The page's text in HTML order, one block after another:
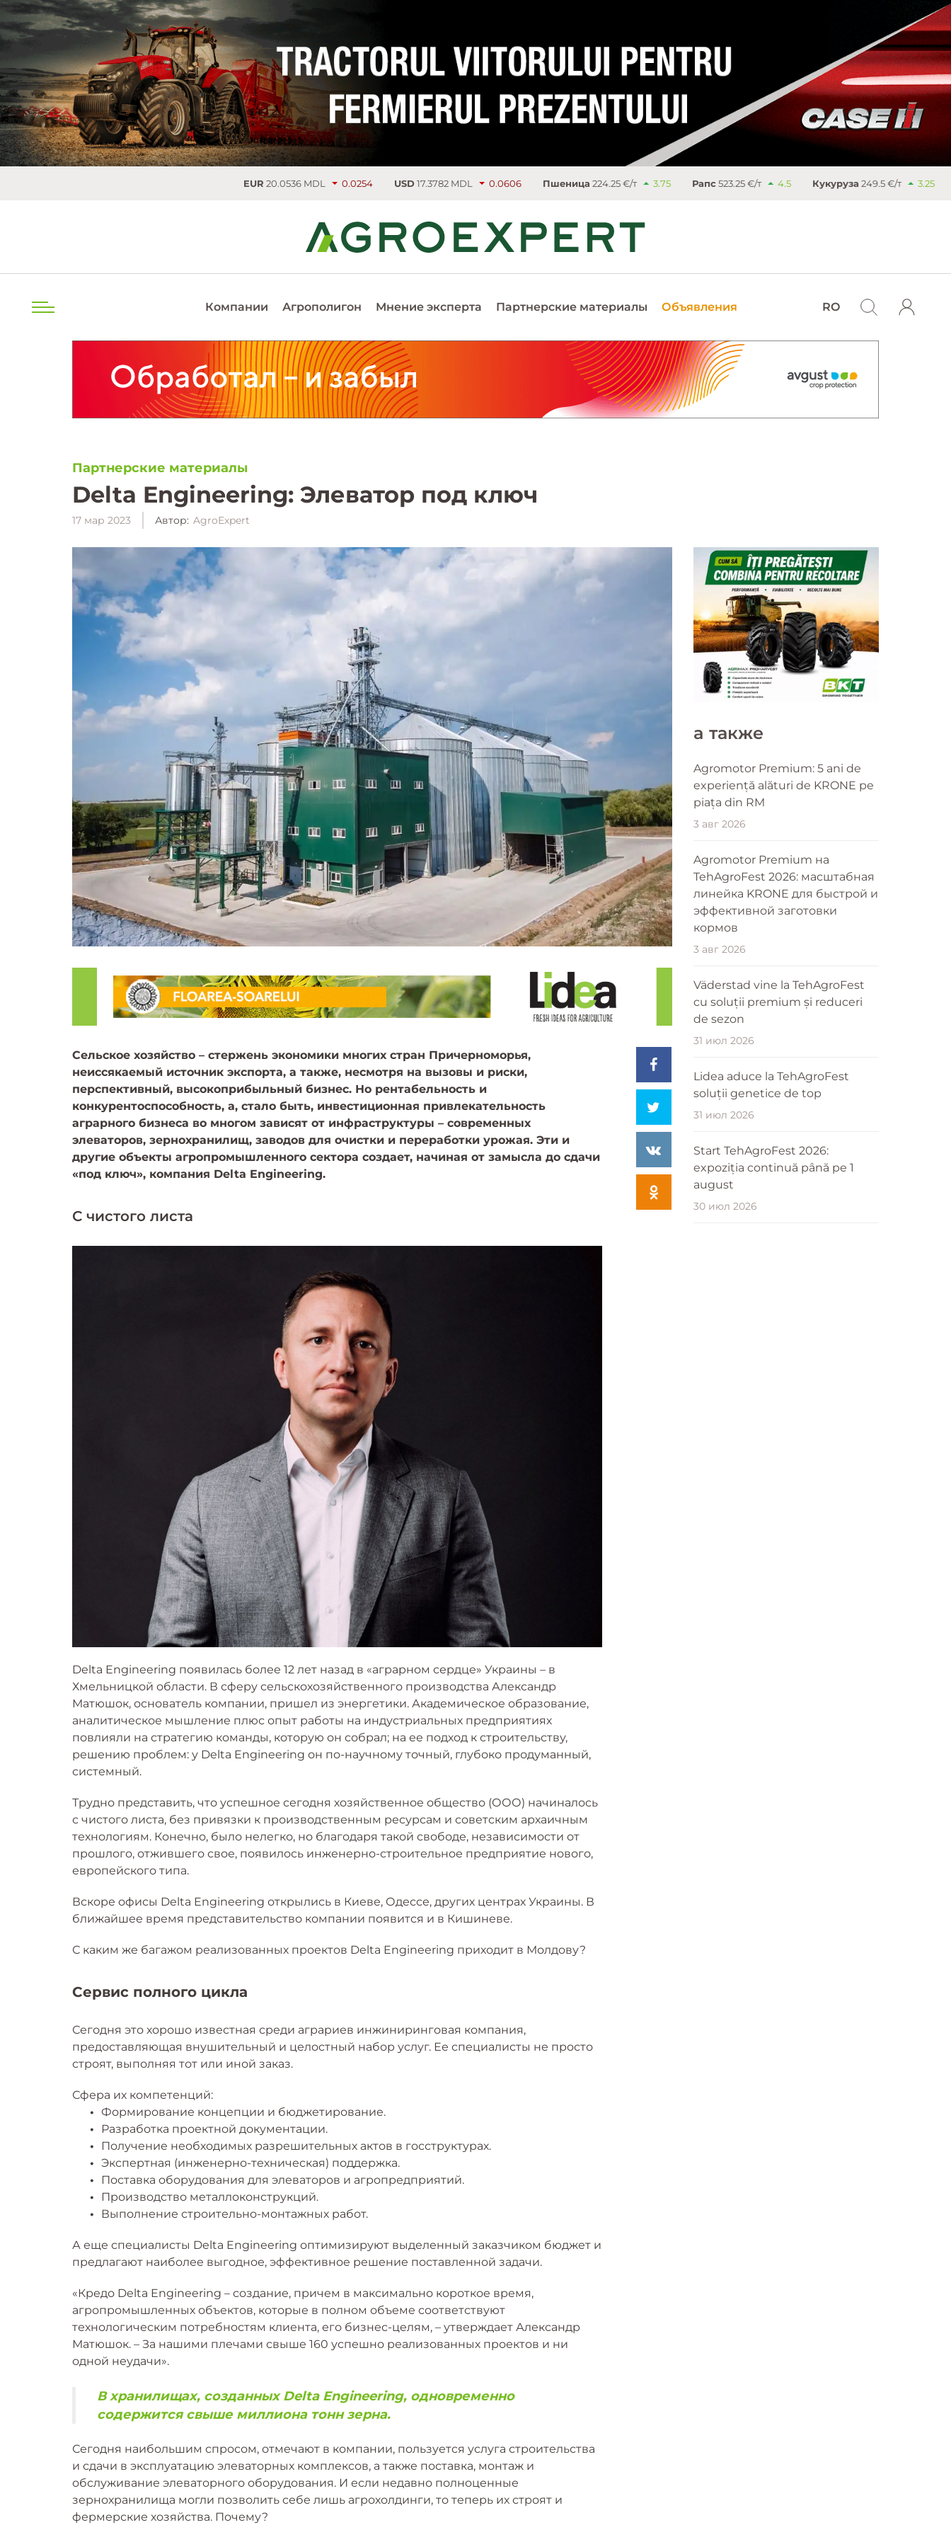
0.0254 USD 17.3782 MDL 0.0606 Пшеница224.25 €/т 3.75 Рапс523.25 €/т 4.5 Кукуруза249.5 €/т 3.25 Сахар477.9 €/т
Компании Агрополигон Мнение эксперта Партнерские материалы Объявления RO
Партнерские материалы
Delta Engineering: Элеватор под ключ
17 мар 2023 Автор: AgroExpert
Сельское хозяйство – стержень экономики многих стран Причерноморья,
неиссякаемый источник экспорта, а также, несмотря на вызовы и риски,
перспективный, высокоприбыльный бизнес. Но рентабельность и
конкурентоспособность, а, стало быть, инвестиционная привлекательность
аграрного бизнеса во многом зависят от инфраструктуры – современных
элеваторов, зернохранилищ, заводов для очистки и переработки урожая. Эти и
другие объекты агропромышленного сектора создает, начиная от замысла до сдачи
«под ключ», компания Delta Engineering.
С чистого листа
Delta Engineering появилась более 12 лет назад в «аграрном сердце» Украины – в
Хмельницкой области. В сферу сельскохозяйственного производства Александр
Матюшок, основатель компании, пришел из энергетики. Академическое образование,
аналитическое мышление плюс опыт работы на индустриальных предприятиях
повлияли на стратегию команды, которую он собрал; на ее подход к строительству,
решению проблем: у Delta Engineering он по-научному точный, глубоко продуманный,
системный.
Трудно представить, что успешное сегодня хозяйственное общество (ООО) начиналось
с чистого листа, без привязки к производственным ресурсам и советским архаичным
технологиям. Конечно, было нелегко, но благодаря такой свободе, независимости от
прошлого, отжившего свое, появилось инженерно-строительное предприятие нового,
европейского типа.
Вскоре офисы Delta Engineering открылись в Киеве, Одессе, других центрах Украины. В
ближайшее время представительство компании появится и в Кишиневе.
С каким же багажом реализованных проектов Delta Engineering приходит в Молдову?
Сервис полного цикла
Сегодня это хорошо известная среди аграриев инжиниринговая компания,
предоставляющая внушительный и целостный набор услуг. Ее специалисты не просто
строят, выполняя тот или иной заказ.
Сфера их компетенций:
• Формирование концепции и бюджетирование.
•
Разработка проектной документации.
•
Получение необходимых разрешительных актов в госструктурах.
• Экспертная (инженерно-техническая) поддержка.
•
Поставка оборудования для элеваторов и агропредприятий.
•
Производство металлоконструкций.
•
Выполнение строительно-монтажных работ.
А еще специалисты Delta Engineering оптимизируют выделенный заказчиком бюджет и
предлагают наиболее выгодное, эффективное решение поставленной задачи.
«Кредо Delta Engineering – создание, причем в максимально короткое время,
агропромышленных объектов, которые в полном объеме соответствуют
технологическим потребностям клиента, его бизнес-целям, – утверждает Александр
Матюшок. – За нашими плечами свыше 160 успешно реализованных проектов и ни
одной неудачи».
В хранилищах, созданных Delta Engineering, одновременно
содержится свыше миллиона тонн зерна.
Сегодня наибольшим спросом, отмечают в компании, пользуется услуга строительства
и сдачи в эксплуатацию элеваторных комплексов, а также поставка, монтаж и
обслуживание элеваторного оборудования. И если недавно полноценные
зернохранилища могли позволить себе лишь агрохолдинги, то теперь их строят и
фермерские хозяйства. Почему?
a также
Agromotor Premium: 5 ani de
experiență alături de KRONE pe
piața din RM
3 авг 2026
Agromotor Premium на
TehAgroFest 2026: масштабная
линейка KRONE для быстрой и
эффективной заготовки
кормов
3 авг 2026
Väderstad vine la TehAgroFest
cu soluții premium și reduceri
de sezon
31 июл 2026
Lidea aduce la TehAgroFest
soluții genetice de top
31 июл 2026
Start TehAgroFest 2026:
expoziția continuă până pe 1
august
30 июл 2026